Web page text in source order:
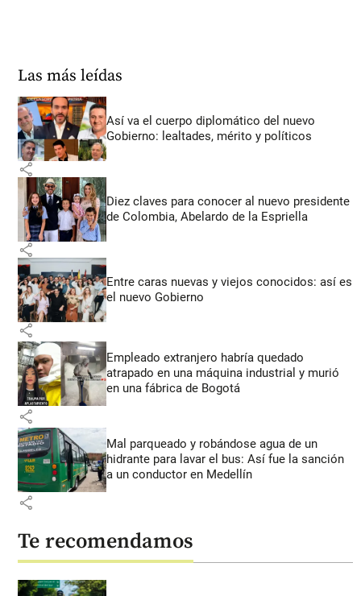
Las más leídas
Así va el cuerpo diplomático del nuevo
Gobierno: lealtades, mérito y políticos
share
Diez claves para conocer al nuevo presidente
de Colombia, Abelardo de la Espriella
share
Entre caras nuevas y viejos conocidos: así es
el nuevo Gobierno
share
Empleado extranjero habría quedado
atrapado en una máquina industrial y murió
en una fábrica de Bogotá
share
Mal parqueado y robándose agua de un
hidrante para lavar el bus: Así fue la sanción
a un conductor en Medellín
share
Te recomendamos